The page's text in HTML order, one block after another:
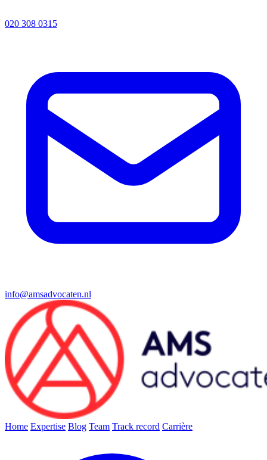
020 308 0315
info@amsadvocaten.nl
Home Expertise Blog Team Track record Carrière